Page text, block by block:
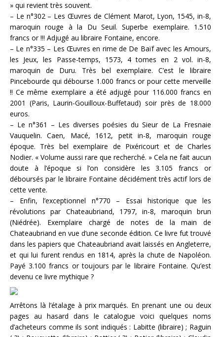
» qui revient très souvent.
– Le n°302 – Les Œuvres de Clément Marot, Lyon, 1545, in-8,
maroquin rouge à la Du Seuil. Superbe exemplaire. 1.510
francs or !!! Adjugé au libraire Fontaine, encore.
– Le n°335 – Les Œuvres en rime de De Baïf avec les Amours,
les Jeux, les Passe-temps, 1573, 4 tomes en 2 vol. in-8,
maroquin de Duru. Très bel exemplaire. C’est le libraire
Pincebourde qui débourse 1.000 francs or pour cette merveille
!! Ce même exemplaire a été adjugé pour 116.000 francs en
2001 (Paris, Laurin-Gouilloux-Buffetaud) soir près de 18.000
euros.
– Le n°361 – Les diverses poésies du Sieur de La Fresnaie
Vauquelin. Caen, Macé, 1612, petit in-8, maroquin rouge
époque. Très bel exemplaire de Pixéricourt et de Charles
Nodier. « Volume aussi rare que recherché. » Cela ne fait aucun
doute à l’époque si l’on considère les 3.105 francs or
déboursés par le libraire Fontaine décidément très actif lors de
cette vente.
– Enfin, l’exceptionnel n°770 – Essai historique que les
révolutions par Chateaubriand, 1797, in-8, maroquin brun
(Niédrée). Exemplaire chargé de notes de la main de
Chateaubriand en vue d’une seconde édition. Ce livre fut trouvé
dans les papiers que Chateaubriand avait laissés en Angleterre,
et qui lui furent rendus en 1814, après la chute de Napoléon.
Payé 3.100 francs or toujours par le libraire Fontaine. Qu’est
devenu ce livre mythique ?
Arrêtons là l’étalage à prix marqués. En prenant une ou deux
pages au hasard dans le catalogue voici quelques noms
d’acheteurs comme ils sont indiqués : Labitte (libraire) ; Raguin